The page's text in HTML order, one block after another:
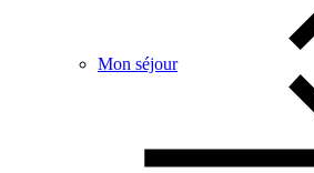
Mon séjour